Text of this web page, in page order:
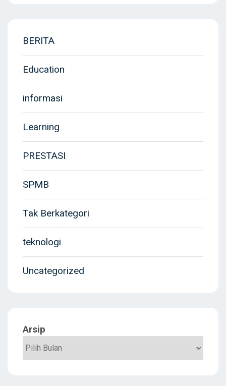
BERITA
Education
informasi
Learning
PRESTASI
SPMB
Tak Berkategori
teknologi
Uncategorized
Arsip